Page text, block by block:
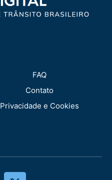
FAQ
Contato
Privacidade e Cookies